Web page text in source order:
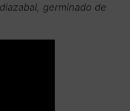
germinado de